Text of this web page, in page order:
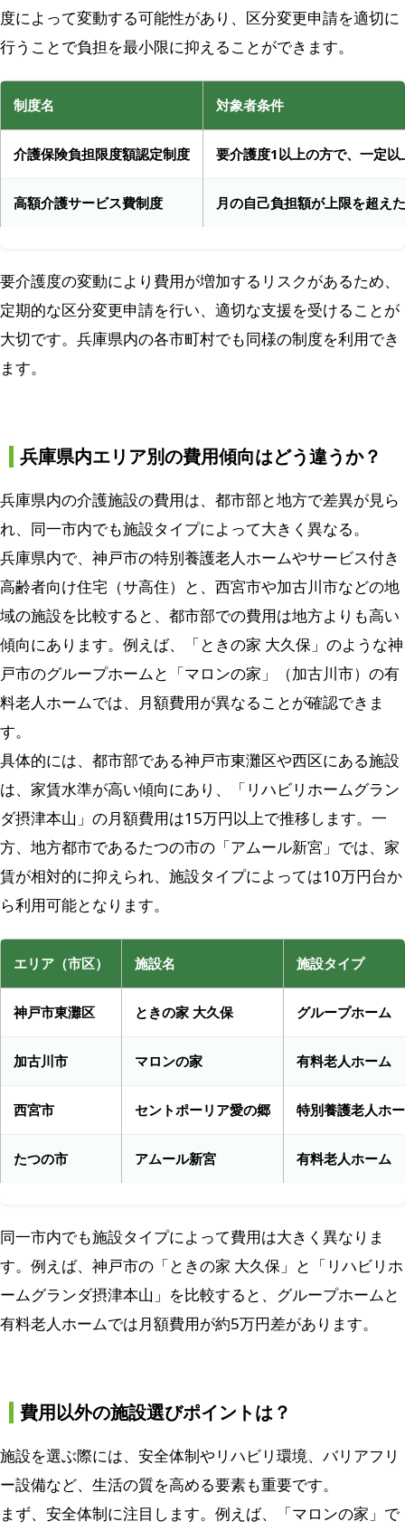
度によって変動する可能性があり、区分変更申請を適切に
行うことで負担を最小限に抑えることができます。
制度名 対象者条件
介護保険負担限度額認定制度 要介護度1以上の方で、一定
高額介護サービス費制度 月の自己負担額が上限を超え
要介護度の変動により費用が増加するリスクがあるため、
定期的な区分変更申請を行い、適切な支援を受けることが
大切です。兵庫県内の各市町村でも同様の制度を利用でき
ます。
兵庫県内エリア別の費用傾向はどう違うか？
兵庫県内の介護施設の費用は、都市部と地方で差異が見ら
れ、同一市内でも施設タイプによって大きく異なる。
兵庫県内で、神戸市の特別養護老人ホームやサービス付き
高齢者向け住宅（サ高住）と、西宮市や加古川市などの地
域の施設を比較すると、都市部での費用は地方よりも高い
傾向にあります。例えば、「ときの家 大久保」のような神
戸市のグループホームと「マロンの家」（加古川市）の有
料老人ホームでは、月額費用が異なることが確認できま
す。
具体的には、都市部である神戸市東灘区や西区にある施設
は、家賃水準が高い傾向にあり、「リハビリホームグラン
ダ摂津本山」の月額費用は15万円以上で推移します。一
方、地方都市であるたつの市の「アムール新宮」では、家
賃が相対的に抑えられ、施設タイプによっては10万円台か
ら利用可能となります。
エリア（市区） 施設名 施設タイプ
神戸市東灘区 ときの家 大久保 グループホーム
加古川市 マロンの家 有料老人ホーム
西宮市 セントポーリア愛の郷 特別養護老人ホ
たつの市 アムール新宮 有料老人ホーム
同一市内でも施設タイプによって費用は大きく異なりま
す。例えば、神戸市の「ときの家 大久保」と「リハビリホ
ームグランダ摂津本山」を比較すると、グループホームと
有料老人ホームでは月額費用が約5万円差があります。
費用以外の施設選びポイントは？
施設を選ぶ際には、安全体制やリハビリ環境、バリアフリ
ー設備など、生活の質を高める要素も重要です。
まず、安全体制に注目します。例えば、「マロンの家」で